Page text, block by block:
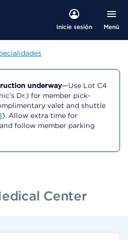
Inicie sesión Menú
underway—Use Lot C4
Dr.) for member pick-
valet and shuttle
). Allow extra time for
follow member parking
Center